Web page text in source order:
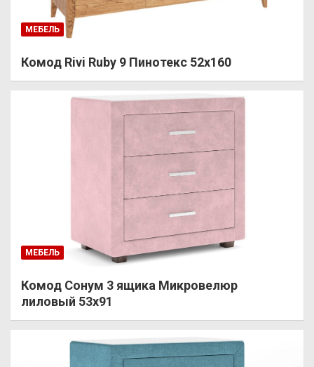
МЕБЕЛЬ
Комод Rivi Ruby 9 Пинотекс 52х160
МЕБЕЛЬ
Комод Сонум 3 ящика Микровелюр
лиловый 53х91